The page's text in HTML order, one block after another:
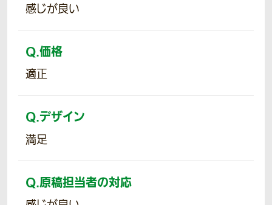
感じが良い
Q.価格
適正
Q.デザイン
満足
Q.原稿担当者の対応